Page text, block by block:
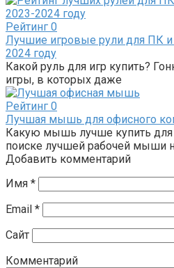
Рейтинг 0
Лучшие игровые рули для ПК
2024 году
Какой руль для игр купить?
игры, в которых даже
Рейтинг 0
Лучшая мышь для офисного
Какую мышь лучше купить
поиске лучшей рабочей мыши
Добавить комментарий
Имя *
Email *
Сайт
Комментарий